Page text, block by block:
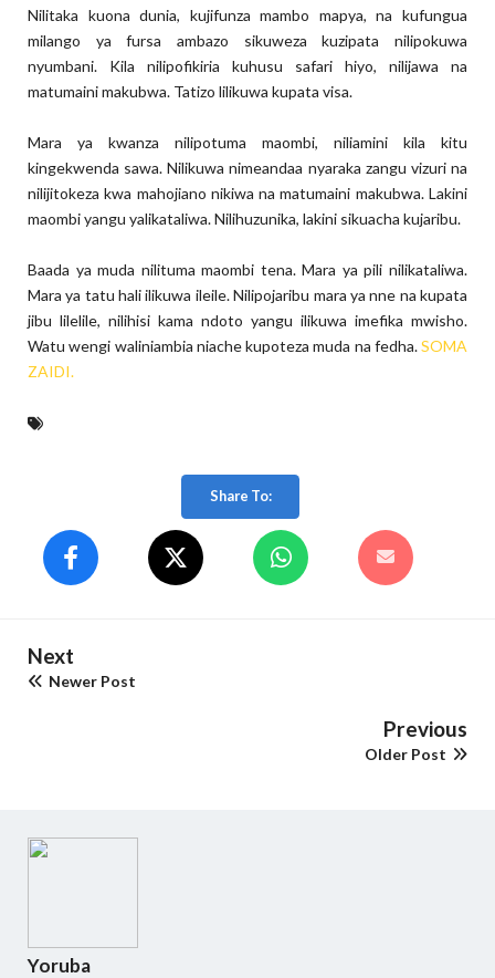
Nilitaka kuona dunia, kujifunza mambo mapya, na kufungua
milango ya fursa ambazo sikuweza kuzipata nilipokuwa
nyumbani. Kila nilipofikiria kuhusu safari hiyo, nilijawa na
matumaini makubwa. Tatizo lilikuwa kupata visa.
Mara ya kwanza nilipotuma maombi, niliamini kila kitu
kingekwenda sawa. Nilikuwa nimeandaa nyaraka zangu vizuri na
nilijitokeza kwa mahojiano nikiwa na matumaini makubwa. Lakini
maombi yangu yalikataliwa. Nilihuzunika, lakini sikuacha kujaribu.
Baada ya muda nilituma maombi tena. Mara ya pili nilikataliwa.
Mara ya tatu hali ilikuwa ileile. Nilipojaribu mara ya nne na kupata
jibu lilelile, nilihisi kama ndoto yangu ilikuwa imefika mwisho.
Watu wengi waliniambia niache kupoteza muda na fedha.SOMA
ZAIDI.
Share To:
Next
Newer Post
Previous
Older Post
Yoruba